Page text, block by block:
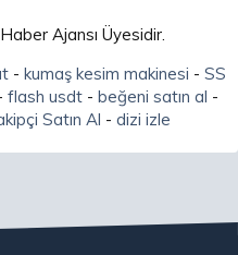
Ajansı Üyesidir.
- kumaş kesim makinesi - SS
flash usdt - beğeni satın al -
Satın Al - dizi izle